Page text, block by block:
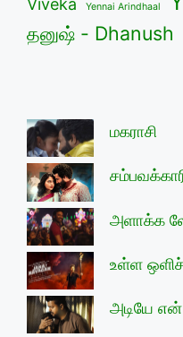
Viveka Yennai Arindhaal
தனுஷ் - Dhanush
மகராசி
அளாக்க
உள்ள
அடியே